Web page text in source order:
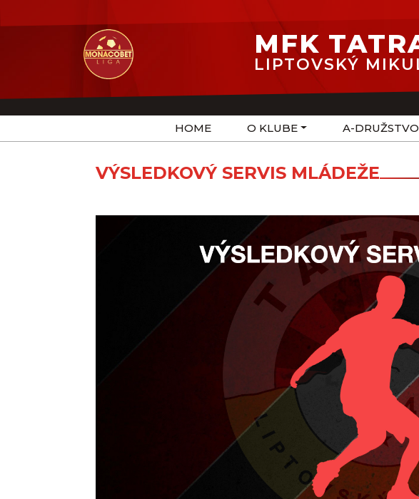
MFK
LIPTOVSKÝ
HOME O KLUBE A-DRUŽSTVO
VÝSLEDKOVÝ SERVIS MLÁDEŽE